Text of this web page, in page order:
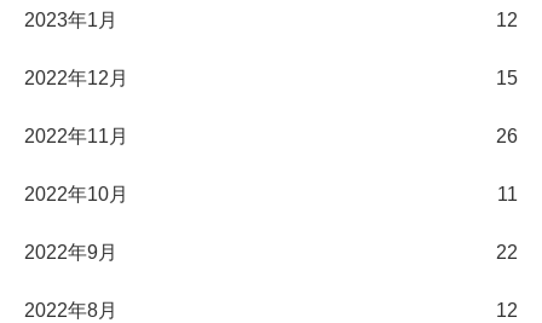
2023年1月 12
2022年12月 15
2022年11月 26
2022年10月 11
2022年9月 22
2022年8月 12